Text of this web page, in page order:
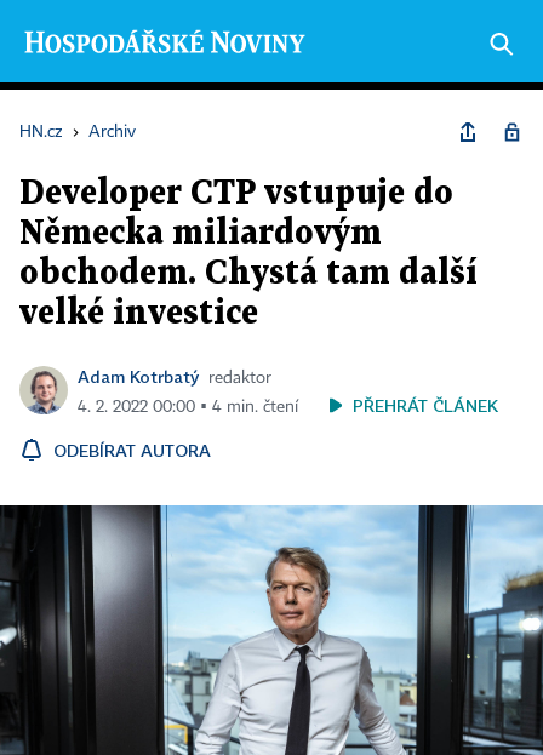
HN.cz › Archiv
Developer CTP vstupuje do
Německa miliardovým
obchodem. Chystá tam další
velké investice
Adam Kotrbatý
redaktor
4. 2. 2022 00:00 ▪ 4 min. čtení
PŘEHRÁT ČLÁNEK
ODEBÍRAT AUTORA